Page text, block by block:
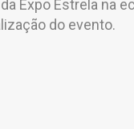
Expo Estrela na
do evento.